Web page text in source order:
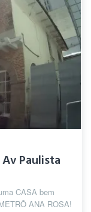
Paulista
CASA bem
ANA ROSA!